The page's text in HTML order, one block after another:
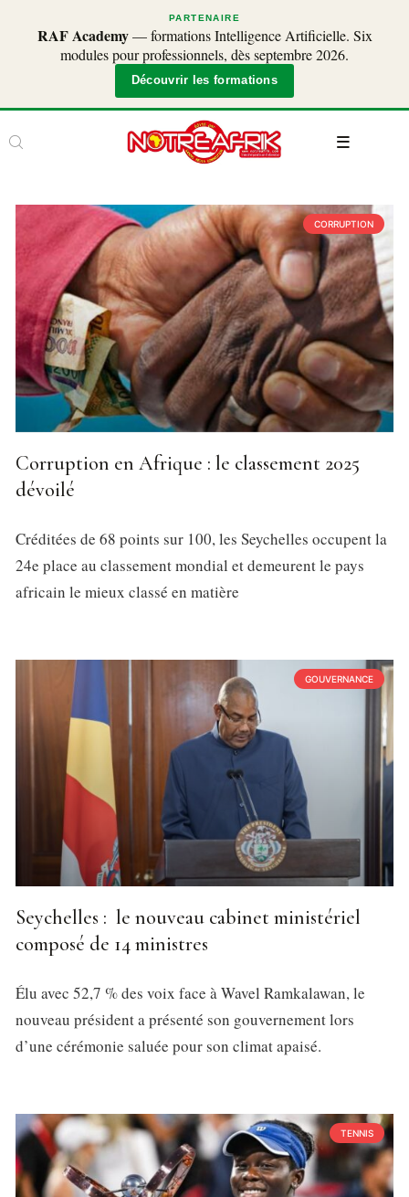
PARTENAIRE
RAF Academy— formations Intelligence Artificielle. Six
modules pour professionnels, dès septembre 2026.
Découvrir les formations
CORRUPTION
Corruption en Afrique : le classement 2025
dévoilé
Créditées de 68 points sur 100, les Seychelles occupent la
24e place au classement mondial et demeurent le pays
africain le mieux classé en matière
GOUVERNANCE
Seychelles : le nouveau cabinet ministériel
composé de 14 ministres
Élu avec 52,7 % des voix face à Wavel Ramkalawan, le
nouveau président a présenté son gouvernement lors
d’une cérémonie saluée pour son climat apaisé.
TENNIS